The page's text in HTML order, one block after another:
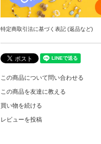
特定商取引法に基づく表記 (返品など)
この商品について問い合わせる
この商品を友達に教える
買い物を続ける
レビューを投稿